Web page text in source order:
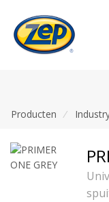
Producten /